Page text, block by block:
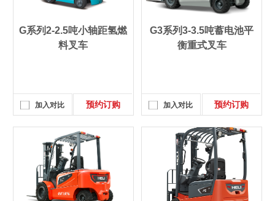
G系列2-2.5吨小轴距氢燃
料叉车
加入对比 预约订购
G3系列3-3.5吨蓄电池平
衡重式叉车
加入对比 预约订购